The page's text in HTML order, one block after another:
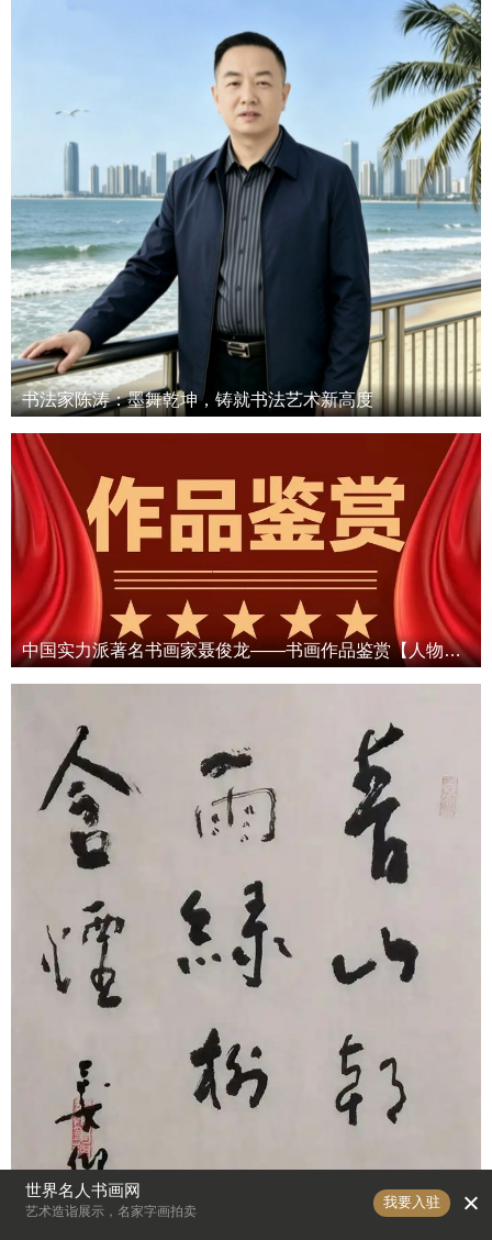
书法家陈涛：墨舞乾坤，铸就书法艺术新高度
中国实力派著名书画家聂俊龙——书画作品鉴赏【人物艺术专访】
世界名人书画网
艺术造诣展示，名家字画拍卖
我要入驻